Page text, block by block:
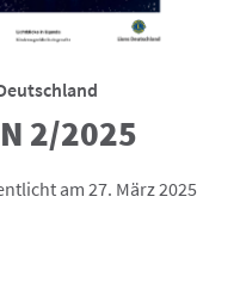
2/2025
am 27. März 2025